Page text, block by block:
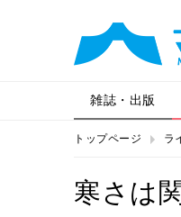
雑誌・出版
トップページ ラ
寒さは